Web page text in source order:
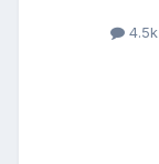
4.5k